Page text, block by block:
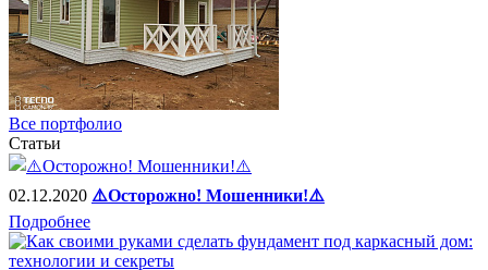
Все портфолио
Статьи
02.12.2020 ⚠️Осторожно! Мошенники!⚠️
Подробнее